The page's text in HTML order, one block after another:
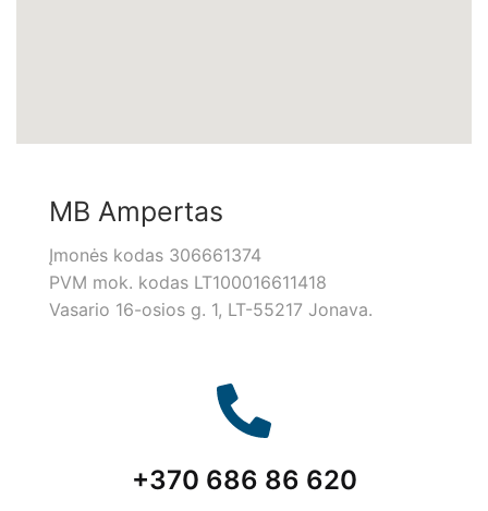
MB Ampertas
Įmonės kodas 306661374
PVM mok. kodas LT100016611418
Vasario 16-osios g. 1, LT-55217 Jonava.
+370 686 86 620